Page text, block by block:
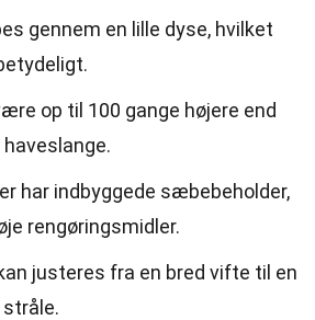
gennem en lille dyse, hvilket
op til 100 gange højere end
har indbyggede sæbebeholder,
rengøringsmidler.
justeres fra en bred vifte til en